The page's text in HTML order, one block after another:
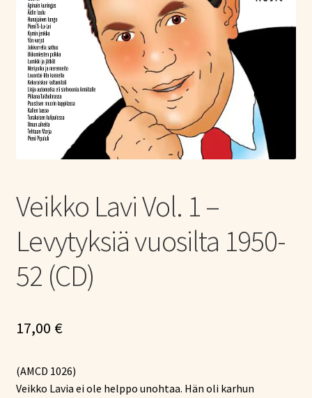
Konserttiliput
Veikko Lavi Vol. 1 –
Levytyksiä vuosilta 1950-
52 (CD)
17,00 €
(AMCD 1026)
Veikko Lavia ei ole helppo unohtaa. Hän oli karhun